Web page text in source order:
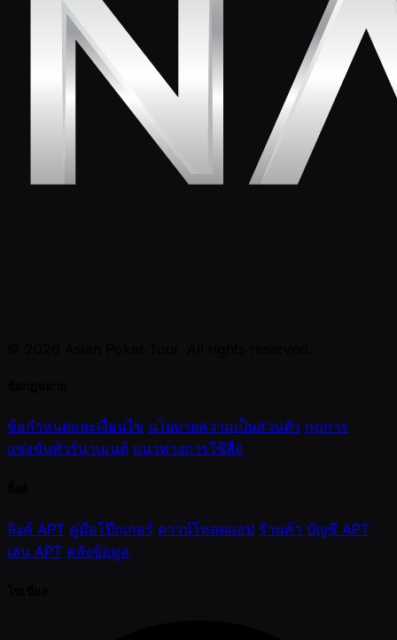
ข้อกำหนดและเงื่อนไข นโยบายความเป็นส่วนตัว กฎการ
แข่งขันทัวร์นาเมนต์ แนวทางการใช้สื่อ
ลิงค์ APT คู่มือโป๊กเกอร์ ดาวน์โหลดแอป ร้านค้า บัญชี APT
เล่น APT คลังข้อมูล